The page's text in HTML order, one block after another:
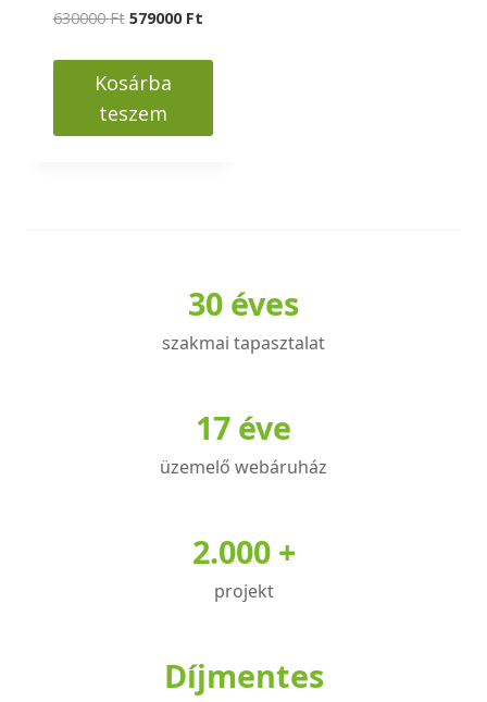
630000Ft Original
was:
630000 Ft.
579000 FtCurrent
is:
Kosárba
teszem
30 éves
szakmai tapasztalat
17 éve
üzemelő webáruház
2.000 +
projekt
Díjmentes